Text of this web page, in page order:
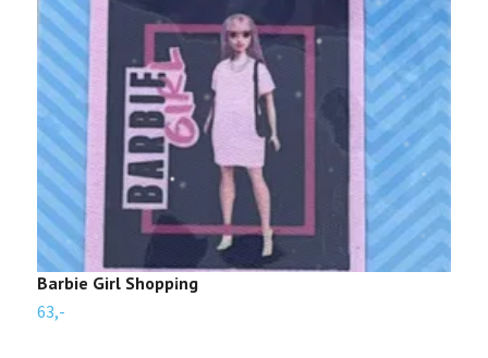
Barbie Girl Shopping
63,-